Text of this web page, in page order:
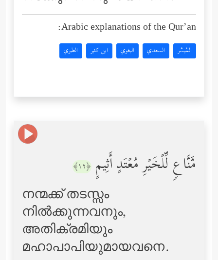
Arabic explanations of the Qur’an:
المُيسَّر السعدي البغوي ابن كثير الطبري
مَّنَّاعࣲ لِّلۡخَیۡرِ مُعۡتَدٍ أَثِیمٍ ﴿١٢﴾
നന്മക്ക് തടസ്സം
നില്‍ക്കുന്നവനും,
അതിക്രമിയും
മഹാപാപിയുമായവനെ.